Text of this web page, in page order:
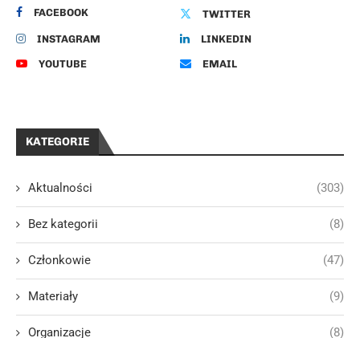
FACEBOOK TWITTER
INSTAGRAM LINKEDIN
YOUTUBE EMAIL
KATEGORIE
Aktualności (303)
Bez kategorii (8)
Członkowie (47)
Materiały (9)
Organizacje (8)